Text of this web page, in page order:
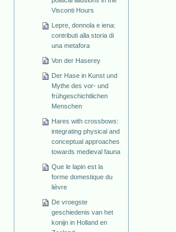
Visconti Hours
Lepre, donnola e iena:
contributi alla storia di
una metafora
Von der Haserey
Der Hase in Kunst und
Mythe des vor- und
frühgeschichtlichen
Menschen
Hares with crossbows:
integrating physical and
conceptual approaches
towards medieval fauna
Que le lapin est la
forme domestique du
lièvre
De vroegste
geschiedenis van het
konijn in Holland en